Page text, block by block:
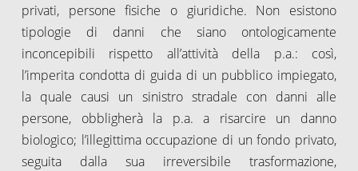
privati, persone fisiche o giuridiche. Non esistono
tipologie di danni che siano ontologicamente
inconcepibili rispetto all’attività della p.a.: così,
l’imperita condotta di guida di un pubblico impiegato,
la quale causi un sinistro stradale con danni alle
persone, obbligherà la p.a. a risarcire un danno
biologico; l’illegittima occupazione di un fondo privato,
seguita dalla sua irreversibile trasformazione,